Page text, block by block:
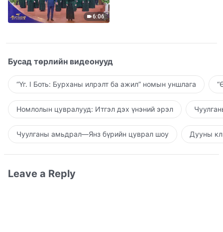
6:06
Бусад төрлийн видеонууд
“Үг. I Боть: Бурханы илрэлт ба ажил” номын уншлага
Номлолын цувралууд: Итгэл дэх үнэний эрэл
Чуулганы амьдрал—Янз бүрийн цуврал шоу Дууны
Leave a Reply